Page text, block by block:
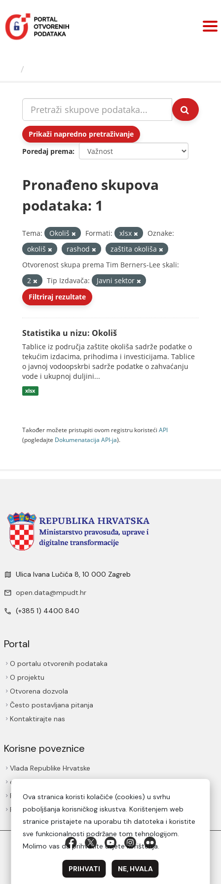
sadržaj
Prikaži napredno pretraživanje
Poredaj prema
Pronađeno skupova
podataka: 1
Tema: Okoliš Formati: xlsx
Oznake:
okoliš
rashod
zaštita okoliša
Otvorenost skupa prema Tim Berners-Lee skali:
2
Tip Izdavača:
Javni sektor
Filtriraj rezultate
Statistika u nizu: Okoliš
Tablice iz područja zaštite okoliša sadrže podatke o
tekućim izdacima, prihodima i investicijama. Tablice
o javnoj vodoopskrbi sadrže podatke o zahvaćanju
vode i ukupnoj duljini...
xlsx
Također možete pristupiti ovom registru koristeći API
(pogledajte Dokumenаtаcijа API-jа).